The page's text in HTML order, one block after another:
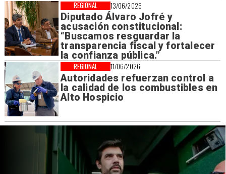
13/06/2026
Diputado Álvaro Jofré y
acusación constitucional:
“Buscamos resguardar la
transparencia fiscal y fortalecer
la confianza pública.”
REGIONAL
11/06/2026
Autoridades refuerzan control a
la calidad de los combustibles en
Alto Hospicio
REGIONAL